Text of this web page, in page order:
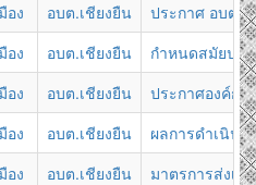
อง อบต.เชียงยืน
ประกาศ อบต.เ
อง อบต.เชียงยืน
กำหนดสมัยปร
อง อบต.เชียงยืน
ประกาศองค์กา
อง อบต.เชียงยืน
ผลการดำเนิน
อง อบต.เชียงยืน
มาตรการส่งเ